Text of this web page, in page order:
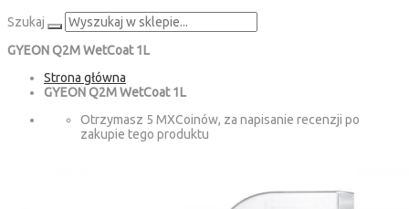
Szukaj
GYEON Q2M WetCoat 1L
Strona główna
GYEON Q2M WetCoat 1L
Otrzymasz 5 MXCoinów, za napisanie recenzji po
zakupie tego produktu